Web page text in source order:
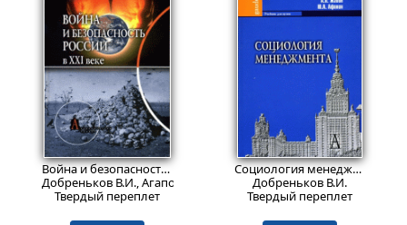
1259₽
Война и безопасность России в ХХI веке
Добреньков В.И., Агапов П.В.
Твердый переплет
Пред.заказ!
Социология менеджмента
Добреньков В.И.
Твердый переплет